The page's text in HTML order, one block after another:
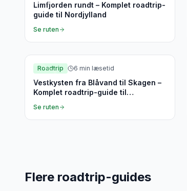
Limfjorden rundt – Komplet roadtrip-
guide til Nordjylland
Se ruten
Vestjylland
Roadtrip 6 min læsetid
Vestkysten fra Blåvand til Skagen –
Komplet roadtrip-guide til
Se ruten
Flere roadtrip-guides